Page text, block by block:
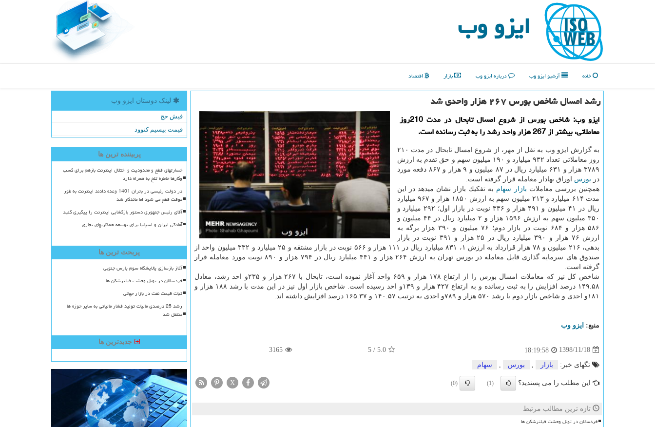
ایزو وب
خانه آرشیو ایزو وب درباره ایزو وب بازار اقتصاد
رشد امسال شاخص بورس ۲۶۷ هزار واحدی شد
ایزو وب: شاخص بورس از شروع امسال تابحال در مدت 210روز
معاملاتی، بیشتر از 267 هزار واحد رشد را به ثبت رسانده است.
به گزارش ایزو وب به نقل از مهر، از شروع امسال تابحال در مدت ۲۱۰
روز معاملاتی تعداد ۹۳۲ میلیارد و ۱۹۰ میلیون سهم و حق تقدم به ارزش
۳۷۸۹ هزار و ۶۳۱ میلیارد ریال در ۸۷ میلیون و ۹ هزار و ۸۶۷ دفعه مورد
در بورس اوراق بهادار معامله قرار گرفته است.
همچنین بررسی معاملات بازار سهام به تفكیك بازار نشان میدهد در این
مدت ۶۱۴ میلیارد و ۲۱۳ میلیون سهم به ارزش ۱۸۵۰ هزار و ۹۶۷ میلیارد
ریال در ۴۱ میلیون و ۴۹۱ هزار و ۳۳۶ نوبت در بازار اول؛ ۲۹۲ میلیارد و
۳۵۰ میلیون سهم به ارزش ۱۵۹۶ هزار و ۲ میلیارد ریال در ۴۴ میلیون و
۵۸۶ هزار و ۶۸۴ نوبت در بازار دوم؛ ۷۶ میلیون و ۳۹۰ هزار برگه به
ارزش ۷۶ هزار و ۳۹۰ میلیارد ریال در ۲۵ هزار و ۳۹۱ نوبت در بازار
بدهی، ۲۱۶ میلیون و ۷۸ هزار قرارداد به ارزش ۱، ۸۳۱ میلیارد ریال در ۱۱۱ هزار و ۵۶۶ نوبت در بازار مشتقه و ۲۵ میلیارد و ۳۳۲ میلیون واحد از
صندوق های سرمایه گذاری قابل معامله در بورس تهران به ارزش ۲۶۴ هزار و ۴۴۱ میلیارد ریال در ۷۹۴ هزار و ۸۹۰ نوبت مورد معامله قرار
گرفته است.
شاخص كل نیز كه معاملات امسال بورس را از ارتفاع ۱۷۸ هزار و ۶۵۹ واحد آغاز نموده است، تابحال با ۲۶۷ هزار و ۲۳۵و احد رشد، معادل
۱۴۹.۵۸ درصد افزایش را به ثبت رسانده و به ارتفاع ۴۲۷ هزار و ۱۳۹و احد رسیده است. شاخص بازار اول نیز در این مدت با رشد ۱۸۸ هزار و
۱۸۱و احدی و شاخص بازار دوم با رشد ۵۷۰ هزار و ۷۸۹و احدی به ترتیب ۱۴۰.۵۷ و ۱۶۵.۳۷ درصد افزایش داشته اند.
منبع: ایزو وب
1398/11/18
18:19:58
5.0
/
5
3165
تگهای خبر: بازار بورس سهام
این مطلب را می پسندید؟ (1)
(0)
X
تازه ترین مطالب مرتبط
خردسالان در تونل وحشت فیلترشکن ها
لینک دوستان ایزو وب
فیش حج
قیمت بیسیم کنوود
پربیننده ترین ها
خسارتهای قطع و محدودیت و اختلال اینترنت بازهم برای کسب
وکارها خاطره تلخ به همراه دارد
در دولت رئیسی در بحران 1401 وعده دادند اینترنت به طور
موقت قطع می شود اما ماندگار شد
آقای رئیس جمهوری دستور بازگشایی اینترنت را پیگیری کنید
آمادگی ایران و اسپانیا برای توسعه همکاریهای تجاری
پربحث ترین ها
آغاز بازسازی پالایشگاه سوم پارس جنوبی
خردسالان در تونل وحشت فیلترشکن ها
ثبات قیمت نفت در بازار جهانی
رشد 25 درصدی مالیات تولید فشار مالیاتی به سایر حوزه ها
منتقل شد
جدیدترین ها